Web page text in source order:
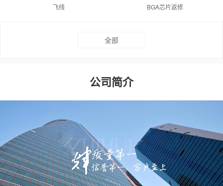
飞线 BGA芯片返修
全部
公司简介